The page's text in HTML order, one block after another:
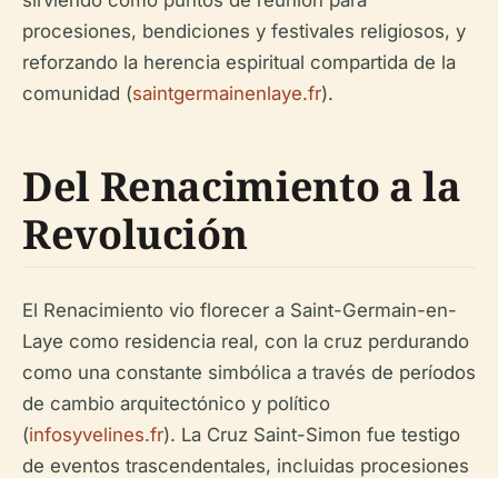
procesiones, bendiciones y festivales religiosos, y
reforzando la herencia espiritual compartida de la
comunidad (saintgermainenlaye.fr).
Del Renacimiento a la
Revolución
El Renacimiento vio florecer a Saint-Germain-en-
Laye como residencia real, con la cruz perdurando
como una constante simbólica a través de períodos
de cambio arquitectónico y político
(infosyvelines.fr). La Cruz Saint-Simon fue testigo
de eventos trascendentales, incluidas procesiones